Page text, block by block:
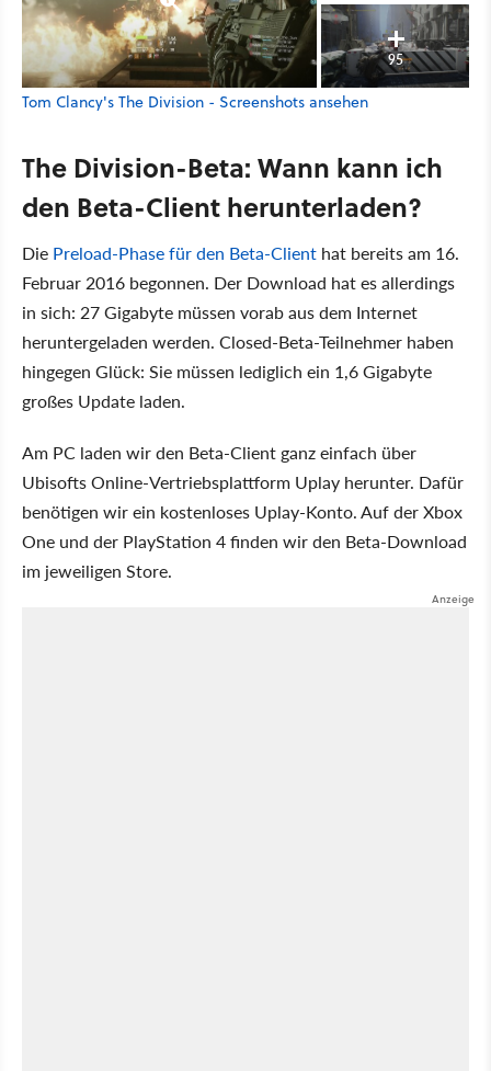
95
Tom Clancy's The Division - Screenshots ansehen
The Division-Beta: Wann kann ich
den Beta-Client herunterladen?
Die Preload-Phase für den Beta-Client hat bereits am 16.
Februar 2016 begonnen. Der Download hat es allerdings
in sich: 27 Gigabyte müssen vorab aus dem Internet
heruntergeladen werden. Closed-Beta-Teilnehmer haben
hingegen Glück: Sie müssen lediglich ein 1,6 Gigabyte
großes Update laden.
Am PC laden wir den Beta-Client ganz einfach über
Ubisofts Online-Vertriebsplattform Uplay herunter. Dafür
benötigen wir ein kostenloses Uplay-Konto. Auf der Xbox
One und der PlayStation 4 finden wir den Beta-Download
im jeweiligen Store.